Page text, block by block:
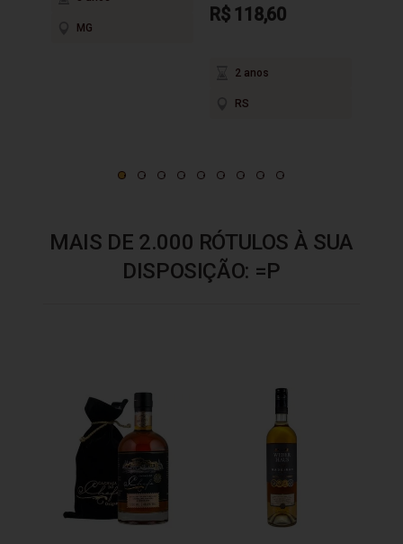
MG
R$ 118,60
2 anos
RS
MAIS DE 2.000 RÓTULOS À SUA
DISPOSIÇÃO: =P